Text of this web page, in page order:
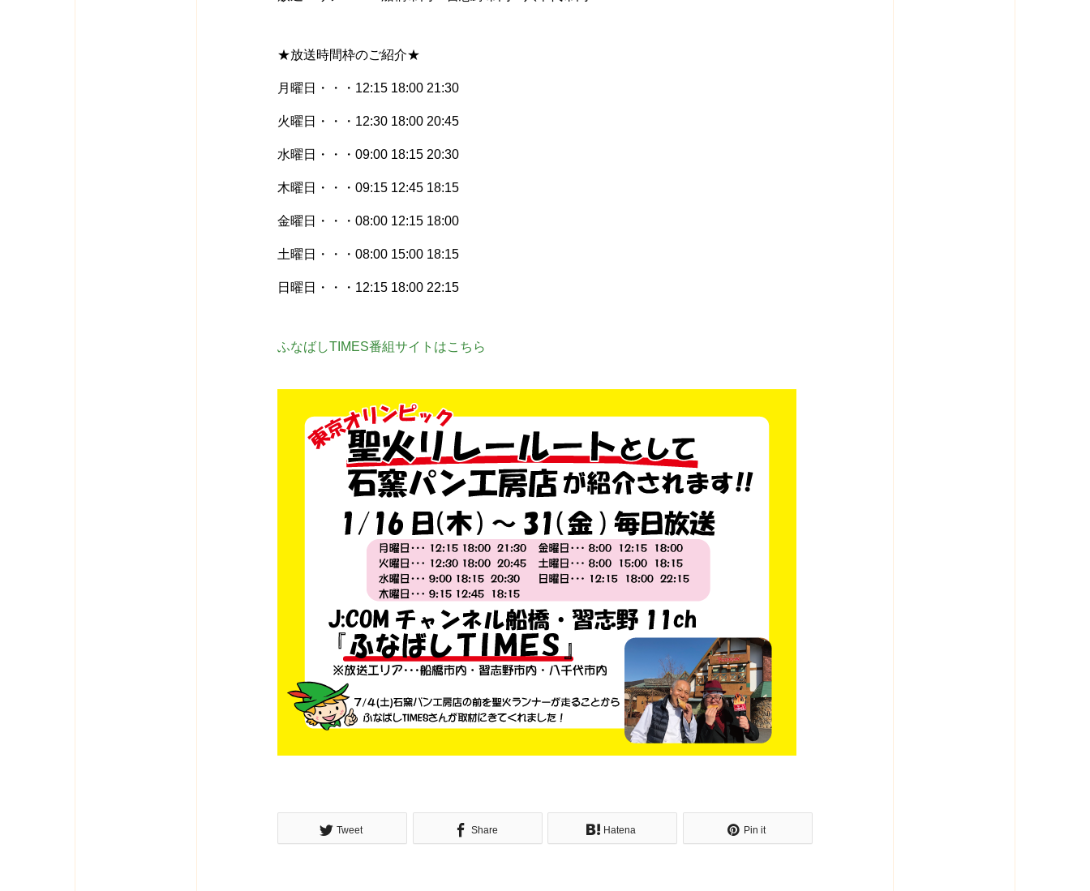
★放送時間枠のご紹介★
月曜日・・・12:15 18:00 21:30
火曜日・・・12:30 18:00 20:45
水曜日・・・09:00 18:15 20:30
木曜日・・・09:15 12:45 18:15
金曜日・・・08:00 12:15 18:00
土曜日・・・08:00 15:00 18:15
日曜日・・・12:15 18:00 22:15
ふなばしTIMES番組サイトはこちら
Tweet Share Hatena Pin it